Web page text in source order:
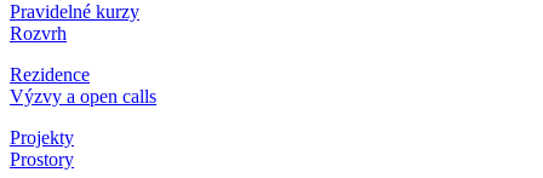
Pravidelné kurzy
Rozvrh
Rezidence
Výzvy a open calls
Projekty
Prostory